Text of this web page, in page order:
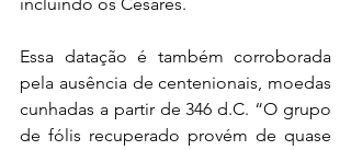
Essa datação é também corroborada
pela ausência de centenionais, moedas
cunhadas a partir de 346 d.C. “O grupo
de fólis recuperado provém de quase